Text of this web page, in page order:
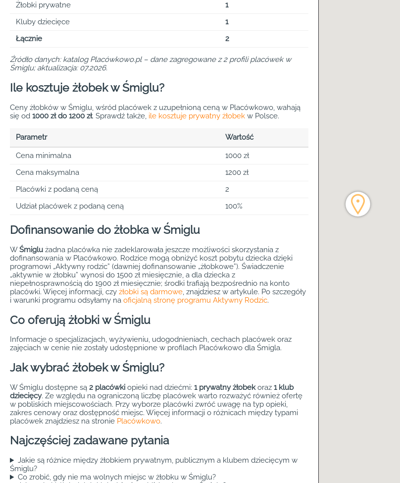
Żłobki prywatne
1
Kluby dziecięce
1
Łącznie
2
Źródło danych: katalog Placówkowo.pl – dane zagregowane z 2 profili placówek w
Śmiglu; aktualizacja: 07.2026.
Ile kosztuje żłobek w Śmiglu?
Ceny żłobków w Śmiglu, wśród placówek z uzupełnioną ceną w Placówkowo, wahają
się od 1000 zł do 1200 zł. Sprawdź także, ile kosztuje prywatny żłobek w Polsce.
Parametr Wartość
Cena minimalna
1000 zł
Cena maksymalna
1200 zł
Placówki z podaną ceną
2
Udział placówek z podaną ceną
100%
Dofinansowanie do żłobka w Śmiglu
WŚmiglu żadna placówka nie zadeklarowała jeszcze możliwości skorzystania z
dofinansowania w Placówkowo. Rodzice mogą obniżyć koszt pobytu dziecka dzięki
programowi „Aktywny rodzic” (dawniej dofinansowanie „żłobkowe”). Świadczenie
„aktywnie w żłobku” wynosi do 1500 zł miesięcznie, a dla dziecka z
niepełnosprawnością do 1900 zł miesięcznie; środki trafiają bezpośrednio na konto
placówki. Więcej informacji, czy żłobki są darmowe, znajdziesz w artykule. Po szczegóły
i warunki programu odsyłamy na oficjalną stronę programu Aktywny Rodzic.
Co oferują żłobki w Śmiglu
Informacje o specjalizacjach, wyżywieniu, udogodnieniach, cechach placówek oraz
zajęciach w cenie nie zostały udostępnione w profilach Placówkowo dla Śmigla.
Jak wybrać żłobek w Śmiglu?
W Śmiglu dostępne są 2 placówki opieki nad dziećmi: 1 prywatny żłobekoraz 1 klub
dziecięcy. Ze względu na ograniczoną liczbę placówek warto rozważyć również ofertę
w pobliskich miejscowościach. Przy wyborze placówki zwróć uwagę na typ opieki,
zakres cenowy oraz dostępność miejsc. Więcej informacji o różnicach między typami
placówek znajdziesz na stronie Placówkowo.
Najczęściej zadawane pytania
Jakie są różnice między żłobkiem prywatnym, publicznym a klubem dziecięcym w
Śmiglu?
Co zrobić, gdy nie ma wolnych miejsc w żłobku w Śmiglu?